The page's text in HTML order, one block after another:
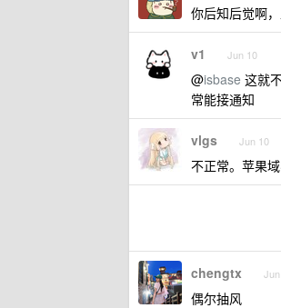
你后知后觉啊
v1 Jun 10
@isbase 这就
常能接通知
vlgs Jun 10
不正常。苹果
chengtx
偶尔抽风